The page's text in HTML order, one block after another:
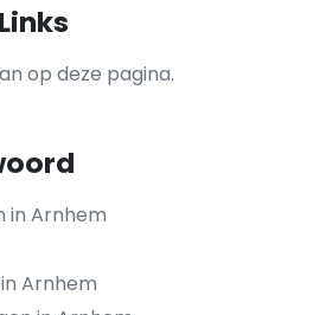
op deze pagina.
in Arnhem
Arnhem